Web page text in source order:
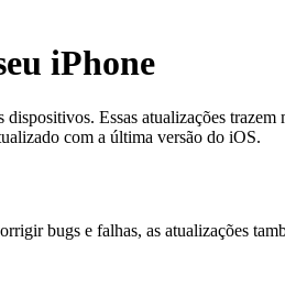
iPhone
Essas atualizações
com a última versão do iOS.
bugs e falhas, as atualizações